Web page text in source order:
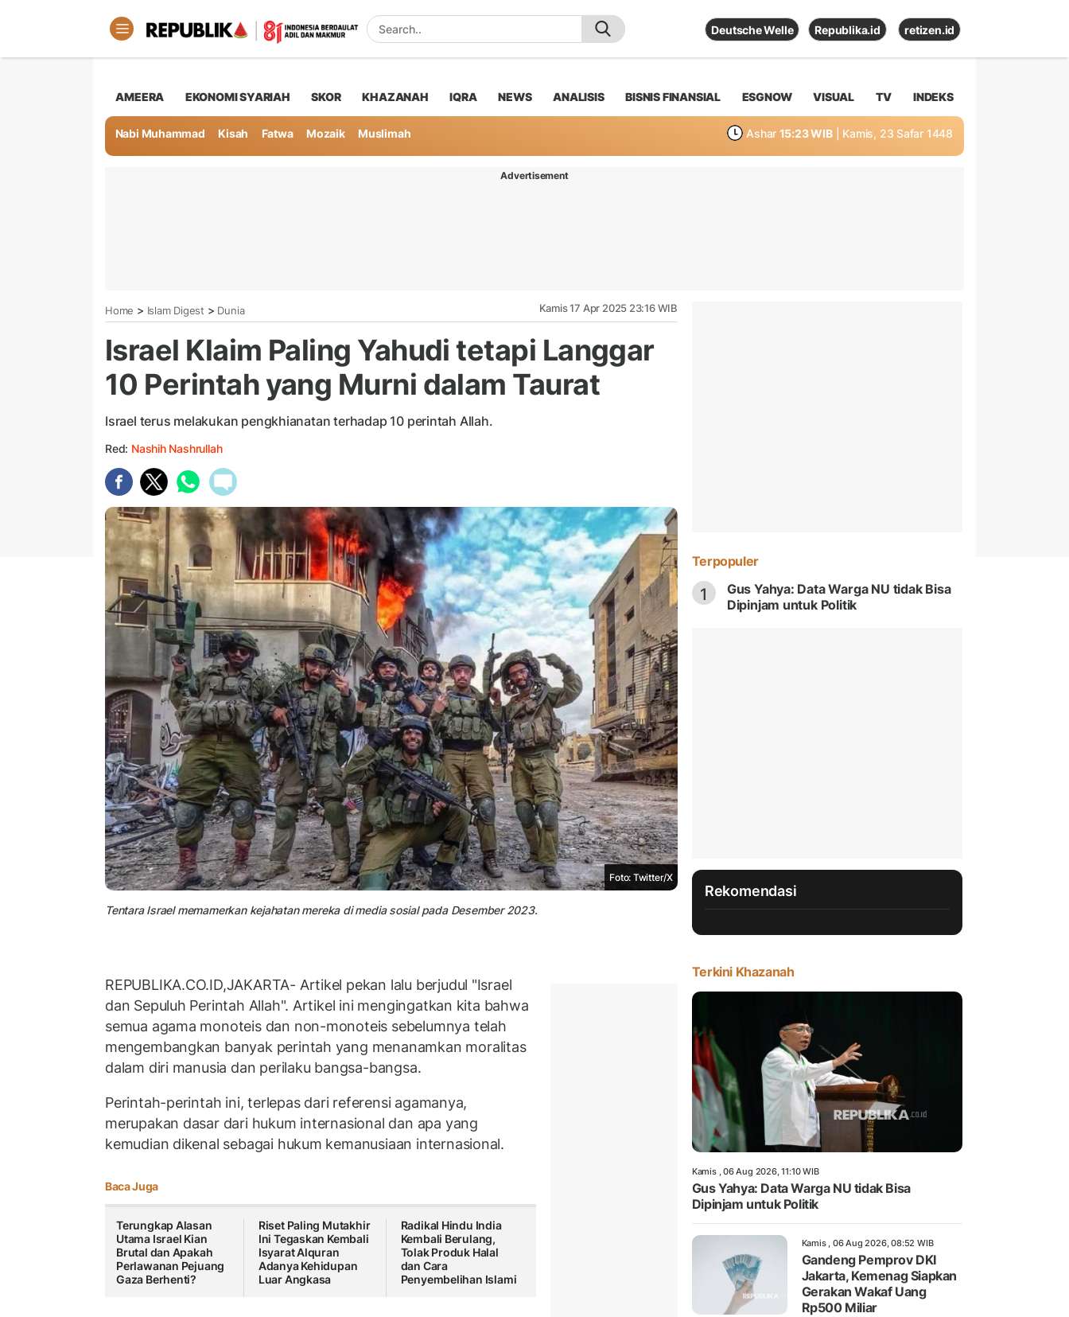
Deutsche Welle Republika.id retizen.id
AMEERA EKONOMI SYARIAH SKOR KHAZANAH IQRA NEWS ANALISIS BISNIS FINANSIAL ESGNOW VISUAL TV INDEKS
Nabi Muhammad Kisah Fatwa Mozaik Muslimah Ashar 15:23 WIB | Kamis, 23 Safar 1448
Advertisement
Home > Islam Digest > Dunia Kamis 17 Apr 2025 23:16 WIB
Israel Klaim Paling Yahudi tetapi Langgar
10 Perintah yang Murni dalam Taurat
Israel terus melakukan pengkhianatan terhadap 10 perintah Allah.
Red: Nashih Nashrullah
Foto: Twitter/X
Tentara Israel memamerkan kejahatan mereka di media sosial pada Desember 2023.
REPUBLIKA.CO.ID,JAKARTA- Artikel pekan lalu berjudul "Israel
dan Sepuluh Perintah Allah". Artikel ini mengingatkan kita bahwa
semua agama monoteis dan non-monoteis sebelumnya telah
mengembangkan banyak perintah yang menanamkan moralitas
dalam diri manusia dan perilaku bangsa-bangsa.
Perintah-perintah ini, terlepas dari referensi agamanya,
merupakan dasar dari hukum internasional dan apa yang
kemudian dikenal sebagai hukum kemanusiaan internasional.
Baca Juga
Terungkap Alasan
Utama Israel Kian
Brutal dan Apakah
Perlawanan Pejuang
Gaza Berhenti?
Riset Paling Mutakhir
Ini Tegaskan Kembali
Isyarat Alquran
Adanya Kehidupan
Luar Angkasa
Radikal Hindu India
Kembali Berulang,
Tolak Produk Halal
dan Cara
Penyembelihan Islami
Terpopuler
1
Gus Yahya: Data Warga NU tidak Bisa
Dipinjam untuk Politik
Rekomendasi
Terkini Khazanah
Kamis , 06 Aug 2026, 11:10 WIB
Gus Yahya: Data Warga NU tidak Bisa
Dipinjam untuk Politik
Kamis , 06 Aug 2026, 08:52 WIB
Gandeng Pemprov DKI
Jakarta, Kemenag Siapkan
Gerakan Wakaf Uang
Rp500 Miliar